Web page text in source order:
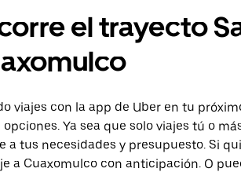
el trayecto
viajes con la app de Uber en tu
Ya sea que solo viajes tú o
a tus necesidades y presupuesto. Si
a Cuaxomulco con anticipación. O